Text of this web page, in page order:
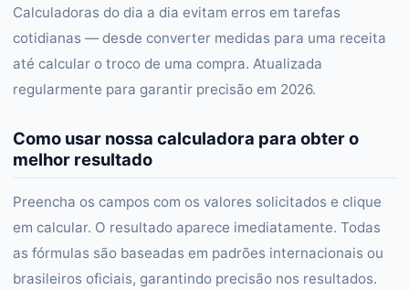
Calculadoras do dia a dia evitam erros em tarefas
cotidianas — desde converter medidas para uma receita
até calcular o troco de uma compra. Atualizada
regularmente para garantir precisão em 2026.
Como usar nossa calculadora para obter o
melhor resultado
Preencha os campos com os valores solicitados e clique
em calcular. O resultado aparece imediatamente. Todas
as fórmulas são baseadas em padrões internacionais ou
brasileiros oficiais, garantindo precisão nos resultados.